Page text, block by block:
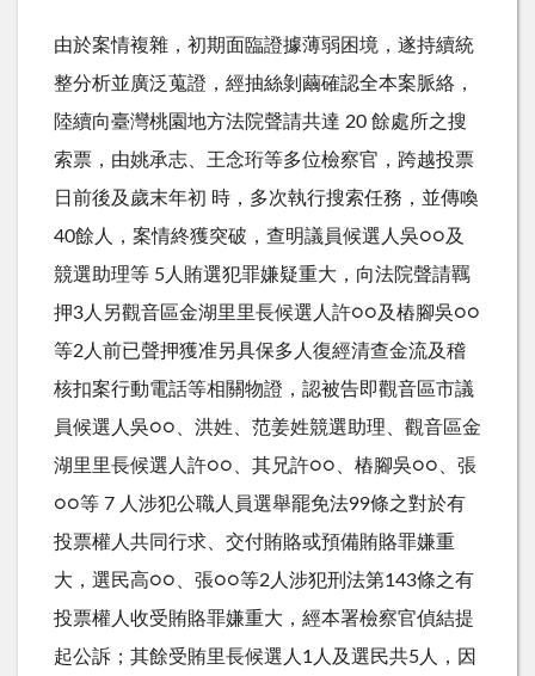
由於案情複雜，初期面臨證據薄弱困境，遂持續統
整分析並廣泛蒐證，經抽絲剝繭確認全本案脈絡，
陸續向臺灣桃園地方法院聲請共達 20 餘處所之搜
索票，由姚承志、王念珩等多位檢察官，跨越投票
日前後及歲末年初 時，多次執行搜索任務，並傳喚
40餘人，案情終獲突破，查明議員候選人吳○○及
競選助理等 5人賄選犯罪嫌疑重大，向法院聲請羈
押3人另觀音區金湖里里長候選人許○○及樁腳吳○○
等2人前已聲押獲准另具保多人復經清查金流及稽
核扣案行動電話等相關物證，認被告即觀音區市議
員候選人吳○○、洪姓、范姜姓競選助理、觀音區金
湖里里長候選人許○○、其兄許○○、樁腳吳○○、張
○○等 7 人涉犯公職人員選舉罷免法99條之對於有
投票權人共同行求、交付賄賂或預備賄賂罪嫌重
大，選民高○○、張○○等2人涉犯刑法第143條之有
投票權人收受賄賂罪嫌重大，經本署檢察官偵結提
起公訴；其餘受賄里長候選人1人及選民共5人，因